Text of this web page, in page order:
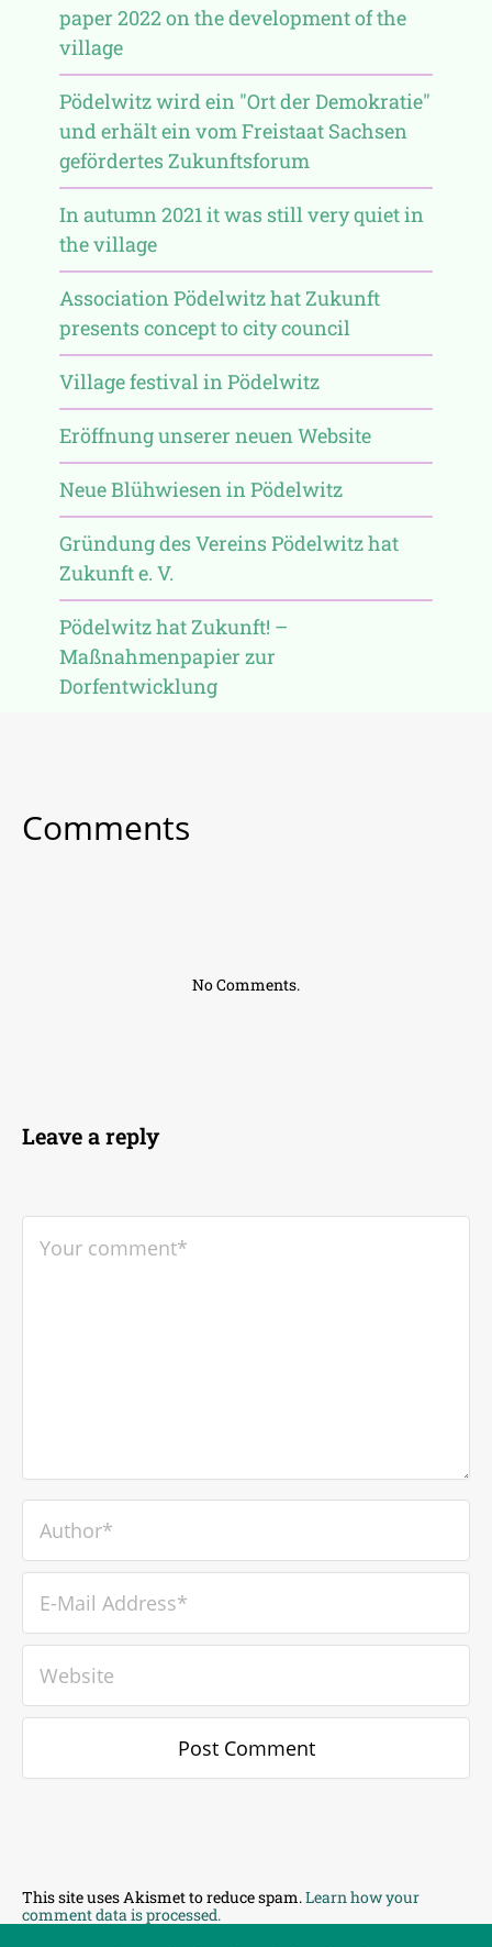
paper 2022 on the development of the
village
Pödelwitz wird ein "Ort der Demokratie"
und erhält ein vom Freistaat Sachsen
gefördertes Zukunftsforum
In autumn 2021 it was still very quiet in
the village
Association Pödelwitz hat Zukunft
presents concept to city council
Village festival in Pödelwitz
Eröffnung unserer neuen Website
Neue Blühwiesen in Pödelwitz
Gründung des Vereins Pödelwitz hat
Zukunft e. V.
Pödelwitz hat Zukunft! –
Maßnahmenpapier zur
Dorfentwicklung
Comments
No Comments.
Leave a reply
This site uses Akismet to reduce spam.Learn how your
comment data is processed.